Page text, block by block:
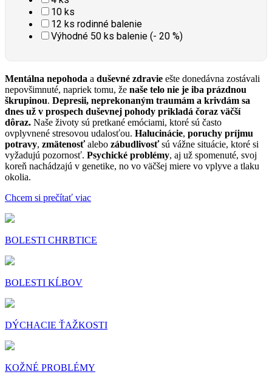
10 ks
12 ks rodinné balenie
Výhodné 50 ks balenie (- 20 %)
Mentálna nepohoda a duševné zdravie ešte donedávna zostávali
nepovšimnuté, napriek tomu, že naše telo nie je iba prázdnou
škrupinou. Depresii, neprekonaným traumám a krivdám sa
dnes už v prospech duševnej pohody prikladá čoraz väčší
dôraz. Naše životy sú pretkané emóciami, ktoré sú často
ovplyvnené stresovou udalosťou. Halucinácie, poruchy príjmu
potravy, zmätenosťalebo zábudlivosťsú vážne situácie, ktoré si
vyžadujú pozornosť. Psychické problémy, aj už spomenuté, svoj
koreň nachádzajú v genetike, no vo väčšej miere vo vplyve a tlaku
okolia.
Chcem si prečítať viac
BOLESTI CHRBTICE
BOLESTI KĹBOV
DÝCHACIE ŤAŽKOSTI
KOŽNÉ PROBLÉMY